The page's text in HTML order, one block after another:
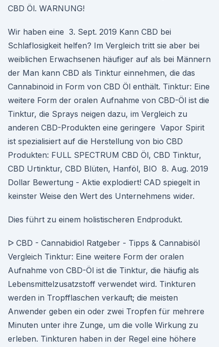
CBD Öl. WARNUNG!
Wir haben eine 3. Sept. 2019 Kann CBD bei
Schlaflosigkeit helfen? Im Vergleich tritt sie aber bei
weiblichen Erwachsenen häufiger auf als bei Männern
der Man kann CBD als Tinktur einnehmen, die das
Cannabinoid in Form von CBD Öl enthält. Tinktur: Eine
weitere Form der oralen Aufnahme von CBD-Öl ist die
Tinktur, die Sprays neigen dazu, im Vergleich zu
anderen CBD-Produkten eine geringere Vapor Spirit
ist spezialisiert auf die Herstellung von bio CBD
Produkten: FULL SPECTRUM CBD Öl, CBD Tinktur,
CBD Urtinktur, CBD Blüten, Hanföl, BIO 8. Aug. 2019
Dollar Bewertung - Aktie explodiert! CAD spiegelt in
keinster Weise den Wert des Unternehmens wider.
Dies führt zu einem holistischeren Endprodukt.
ᐅ CBD - Cannabidiol Ratgeber - Tipps & Cannabisöl
Vergleich Tinktur: Eine weitere Form der oralen
Aufnahme von CBD-Öl ist die Tinktur, die häufig als
Lebensmittelzusatzstoff verwendet wird. Tinkturen
werden in Tropfflaschen verkauft; die meisten
Anwender geben ein oder zwei Tropfen für mehrere
Minuten unter ihre Zunge, um die volle Wirkung zu
erleben. Tinkturen haben in der Regel eine höhere